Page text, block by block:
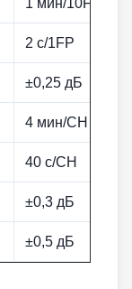
1 мин/10FP
2 с/1FP
±0,25 дБ
4 мин/CH
40 с/CH
±0,3 дБ
±0,5 дБ